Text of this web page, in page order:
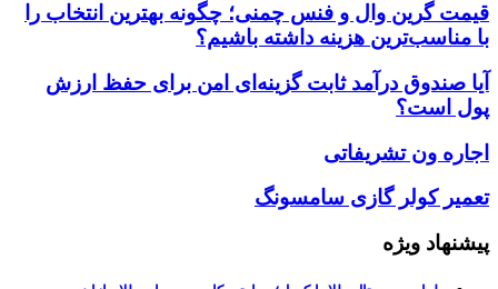
قیمت گرین وال و فنس چمنی؛ چگونه بهترین انتخاب را
با مناسب‌ترین هزینه داشته باشیم؟
آیا صندوق درآمد ثابت گزینه‌ای امن برای حفظ ارزش
پول است؟
اجاره ون تشریفاتی
تعمیر کولر گازی سامسونگ
پیشنهاد ویژه